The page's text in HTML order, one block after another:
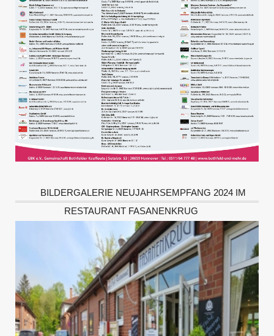
BILDERGALERIE NEUJAHRSEMPFANG 2024 IM
RESTAURANT FASANENKRUG